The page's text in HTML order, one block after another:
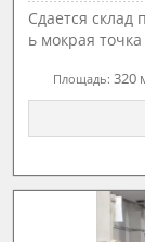
Сдается склад
ь мокрая
Площадь:320